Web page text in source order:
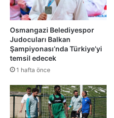
Osmangazi Belediyespor
Judocuları Balkan
Şampiyonası’nda Türkiye’yi
temsil edecek
1 hafta önce